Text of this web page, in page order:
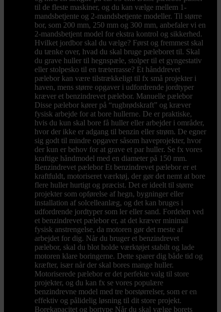
til de fleste maskiner, og du kan vælge mellem 1-
mandsbetjente og 2-mandsbetjente modeller. Til større
bor, som 200 mm, 250 mm og 300 mm, anbefaler vi en
2-mandsbetjent model for ekstra kontrol og sikkerhed.
Hvilket jordbor skal du vælge? Først og fremmest skal
du tænke over, hvad du skal bruge pæleboret til. Skal
du grave huller til hegnspæle, stolper til et gyngestativ
eller stolpesko til en træterrasse? Et hånddrevet
pælebor kan være tilstrækkeligt til fx små projekter i
haven, mens større opgaver i udfordrende jordtyper
kræver et benzindrevet pælebor. Manuelle pælebor
Disse pælebor kører på “rugbrødskraft” og kræver
fysisk arbejde for at bore hullerne. De er praktiske,
hvis du kun skal bore få huller eller arbejder i områder,
hvor der ikke er adgang til benzin eller strøm. De egner
sig godt til mindre opgaver såsom haveprojekter, hvor
der kun er behov for at grave et par huller. Se fx vores
kraftige håndmodel med en diameter på 150 mm.
Benzindrevet pælebor Et benzindrevet pælebor er et
kraftfuldt, motoriseret værktøj, der gør det nemt at bore
flere huller hurtigt og præcist. Det er ideelt til større
projekter som opførelse af hegn, bygninger eller
installation af solcelleanlæg, og det kan bruges i
udfordrende jordtyper som ler eller sand. Fordelen ved
et benzindrevet pælebor er, at det kræver minimal
fysisk anstrengelse, da motoren gør det meste af
arbejdet for dig. Når du bruger et benzindrevet
pælebor, skal du blot holde værktøjet stabilt og lade
motoren klare boringerne. Dette sparer dig både tid og
kræfter, især når der skal bores mange huller.
Motoriserede pælebor er det perfekte valg til store
projekter, og du kan fx se vores populære
benzindrevne model med tre borstørrelser, som er en
effektiv og pålidelig løsning til dit store projekt.
Borekapacitet og bortype Når du skal vælge borets